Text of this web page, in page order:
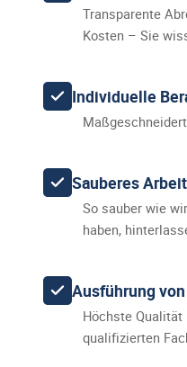
Transparente
Kosten – Sie
Individuelle
Sauberes
So sauber wie
haben,
Ausführung
Höchste Qualität
qualifizierten